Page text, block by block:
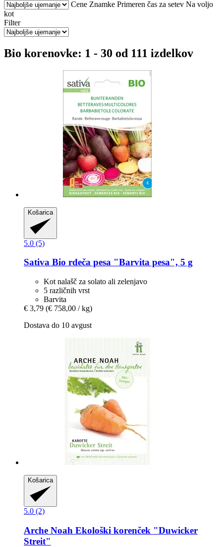
Cene Znamke Primeren čas za setev Na voljo
kot
Filter
Bio korenovke: 1 - 30 od 111 izdelkov
Košarica
5.0 (5)
Sativa Bio rdeča pesa "Barvita pesa", 5 g
Kot nalašč za solato ali zelenjavo
5 različnih vrst
Barvita
€ 3,79 (€ 758,00 / kg)
Dostava do 10 avgust
Košarica
5.0 (2)
Arche Noah Ekološki korenček "Duwicker
Streit"